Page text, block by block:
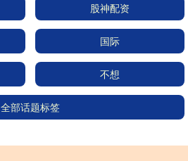
股神配资
国际
不想
全部话题标签